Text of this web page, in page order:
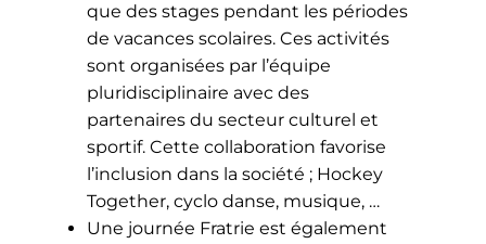
que des stages pendant les périodes
de vacances scolaires. Ces activités
sont organisées par l’équipe
pluridisciplinaire avec des
partenaires du secteur culturel et
sportif. Cette collaboration favorise
l’inclusion dans la société ; Hockey
Together, cyclo danse, musique, …
Une journée Fratrie est également